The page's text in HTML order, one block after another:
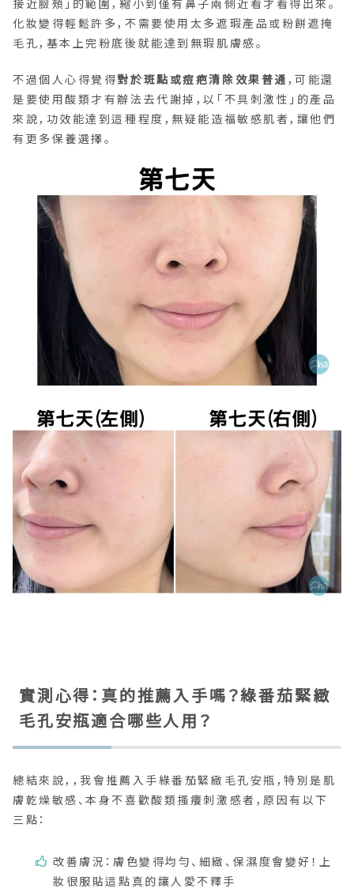
化妝變得輕鬆許多，不需要使用太多遮瑕產品或粉餅遮掩
毛孔，基本上完粉底後就能達到無瑕肌膚感。
不過個人心得覺得對於斑點或痘疤清除效果普通 ，可能還
是要使用酸類才有辦法去代謝掉，以「不具刺激性」的產品
來說，功效能達到這種程度，無疑能造福敏感肌者，讓他們
有更多保養選擇。
實測心得：真的推薦入手嗎？綠番茄緊緻
毛孔安瓶適合哪些人用？
總結來說，，我會推薦入手綠番茄緊緻毛孔安瓶，特別是肌
膚乾燥敏感、本身不喜歡酸類搔癢刺激感者，原因有以下
三點：
改善膚況：膚色變得均勻、細緻、保濕度會變好！上
妝很服貼這點真的讓人愛不釋手